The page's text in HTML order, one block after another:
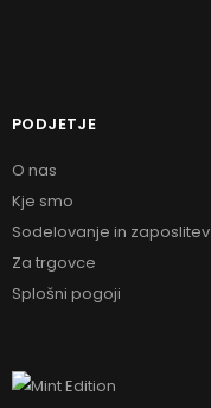
PODJETJE
O nas
Kje smo
Sodelovanje in zaposlitev
Za trgovce
Splošni pogoji